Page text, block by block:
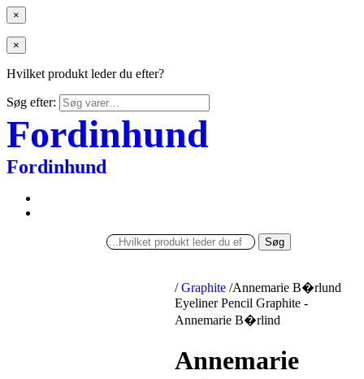
×
×
Hvilket produkt leder du efter?
Søg efter:
Fordinhund
Fordinhund
Søg
/ Graphite /Annemarie B�rlund
Eyeliner Pencil Graphite -
Annemarie B�rlind
Annemarie